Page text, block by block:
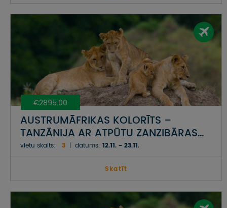
€2895.00
AUSTRUMĀFRIKAS KOLORĪTS –
TANZĀNIJA AR ATPŪTU ZANZIBĀRAS
SALĀ
vietu skaits: 3 datums: 12.11. - 23.11.
Skatīt